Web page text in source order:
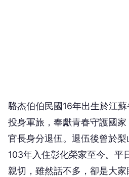
駱杰伯伯民國16年出生於江
投身軍旅，奉獻青春守護國
官長身分退伍。退伍後曾於
103年入住彰化榮家至今。平
親切，雖然話不多，卻是大家